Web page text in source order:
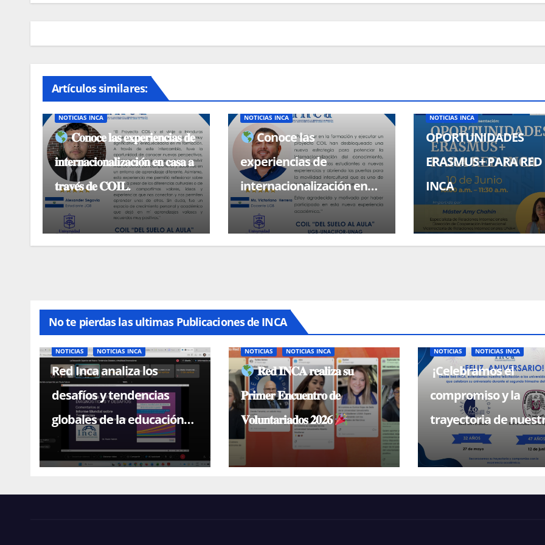
Artículos similares:
NOTICIAS
NOTICIAS INCA
𝐂𝐨𝐧𝐨𝐜𝐞 𝐥𝐚𝐬 𝐞𝐱𝐩𝐞𝐫𝐢𝐞𝐧𝐜𝐢𝐚𝐬 𝐝𝐞
𝐢𝐧𝐭𝐞𝐫𝐧𝐚𝐜𝐢𝐨𝐧𝐚𝐥𝐢𝐳𝐚𝐜𝐢𝐨́𝐧 𝐞𝐧 𝐜𝐚𝐬𝐚 𝐚
𝐭𝐫𝐚𝐯𝐞́𝐬 𝐝𝐞 𝐂𝐎𝐈𝐋.
BECAS, CONVOCATORIAS NOTICIAS
NOTICIAS INCA
Conoce las
experiencias de
internacionalización en
casa a través de COIL.
BECAS, CONVOCATORIAS
NOTICIAS INCA
OPORTUNIDADES
ERASMUS+ PARA RED
INCA
No te pierdas las ultimas Publicaciones de INCA
NOTICIAS NOTICIAS INCA
Red Inca analiza los
desafíos y tendencias
globales de la educación
superior en conferencia
magistral con el Dr. Paulo
Falcón
NOTICIAS NOTICIAS INCA
𝐑𝐞𝐝 𝐈𝐍𝐂𝐀 𝐫𝐞𝐚𝐥𝐢𝐳𝐚 𝐬𝐮
𝐏𝐫𝐢𝐦𝐞𝐫 𝐄𝐧𝐜𝐮𝐞𝐧𝐭𝐫𝐨 𝐝𝐞
𝐕𝐨𝐥𝐮𝐧𝐭𝐚𝐫𝐢𝐚𝐝𝐨𝐬 𝟐𝟎𝟐𝟔
NOTICIAS NOTICIAS INCA
¡Celebramos el
compromiso y la
trayectoria de
universidades